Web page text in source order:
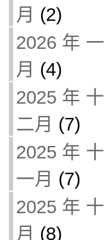
月 (2)
2026 年 一
月 (4)
2025 年 十
二月 (7)
2025 年 十
一月 (7)
2025 年 十
月 (8)